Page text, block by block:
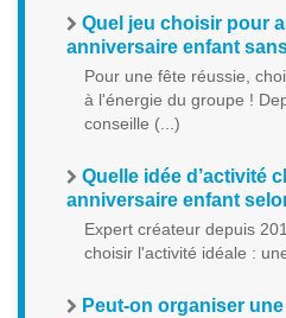
Quel jeu choisir pour
anniversaire enfant
Pour une fête réussie,
à l'énergie du groupe !
conseille (...)
Quelle idée d’activité
anniversaire enfant
Expert créateur depuis
choisir l'activité idéale :
Peut-on organiser